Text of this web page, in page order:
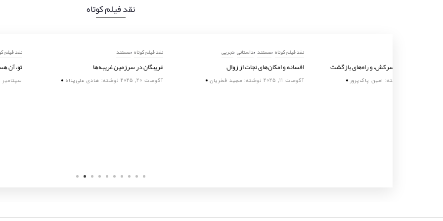
نقد فیلم کوتاه
غریبگان در سرزمین غریبه‌ها
هادی علی‌پناه آگوست 20, 2025
تجربی نقد فیلم کوتاه
افسانه‌ و امکان‌های نجات از زوال
مجید فخریان آگوست 11, 2025
درهای بسته، پسران سرکش، و راه‌های بازگشت
امین پاک‌پرور آگوست 11, 2025